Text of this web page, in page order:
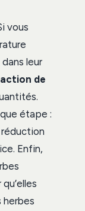
vous
leur
de
étape :
réduction
Enfin,
herbes